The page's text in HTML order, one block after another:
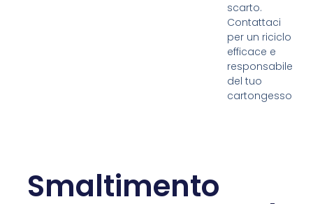
scarto.
Contattaci
per un riciclo
efficace e
responsabile
del tuo
cartongesso
Smaltimento